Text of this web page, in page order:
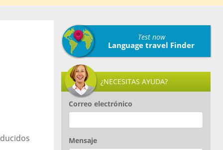
Test now
Language travel Finder
¿NECESITAS AYUDA?
Correo electrónico
Mensaje